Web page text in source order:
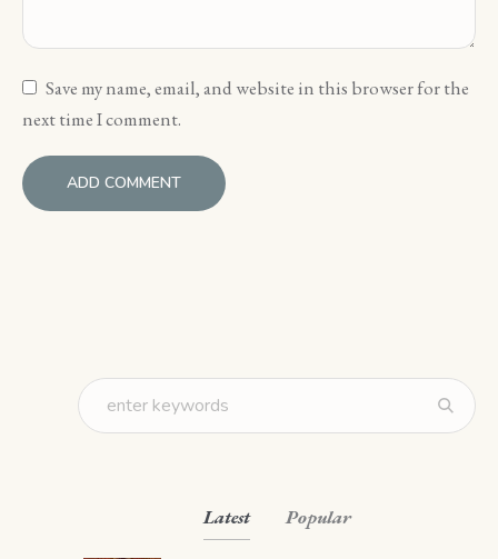
Save my name, email, and website in this browser for the
next time I comment.
Latest Popular